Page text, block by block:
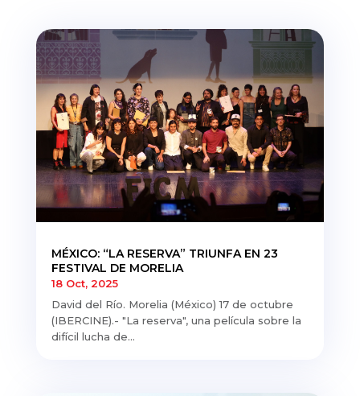
MÉXICO: “LA RESERVA” TRIUNFA EN 23
FESTIVAL DE MORELIA
18 Oct, 2025
David del Río. Morelia (México) 17 de octubre
(IBERCINE).- "La reserva", una película sobre la
difícil lucha de...